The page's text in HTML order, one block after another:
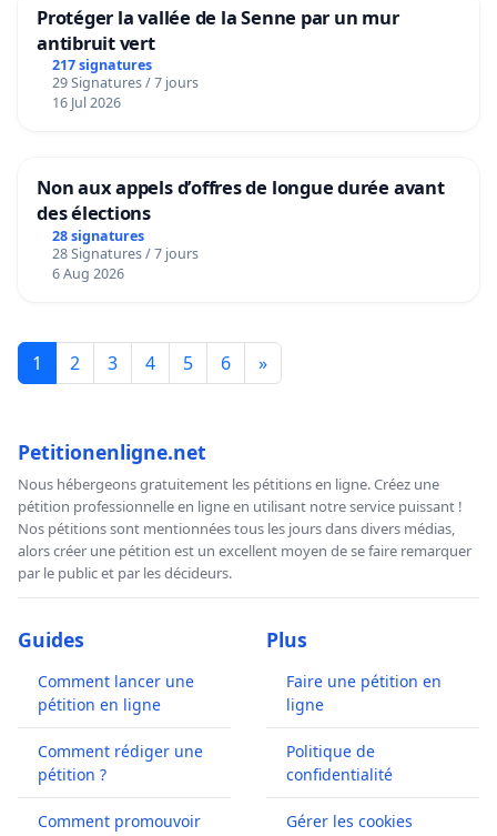
Protéger la vallée de la Senne par un mur
antibruit vert
217 signatures
29 Signatures / 7 jours
16 Jul 2026
Non aux appels d’offres de longue durée avant
des élections
28 signatures
28 Signatures / 7 jours
6 Aug 2026
1 2 3 4 5 6 »
Petitionenligne.net
Nous hébergeons gratuitement les pétitions en ligne. Créez une
pétition professionnelle en ligne en utilisant notre service puissant !
Nos pétitions sont mentionnées tous les jours dans divers médias,
alors créer une pétition est un excellent moyen de se faire remarquer
par le public et par les décideurs.
Guides
Comment lancer une
pétition en ligne
Comment rédiger une
pétition ?
Comment promouvoir
Plus
Faire une pétition en
ligne
Politique de
confidentialité
Gérer les cookies